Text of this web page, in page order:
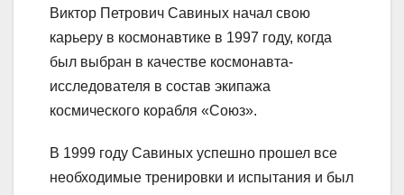
Виктор Петрович Савиных начал свою
карьеру в космонавтике в 1997 году, когда
был выбран в качестве космонавта-
исследователя в состав экипажа
космического корабля «Союз».
В 1999 году Савиных успешно прошел все
необходимые тренировки и испытания и был